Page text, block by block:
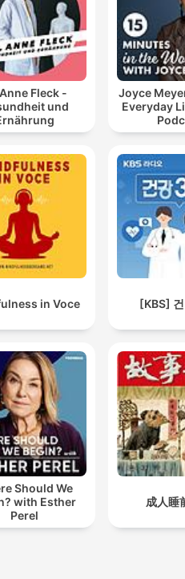
Fleck -
und
Joyce
Everyday
in Voce [KBS]
Should We
with Esther
Perel
成人睡